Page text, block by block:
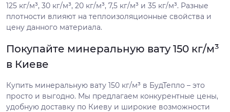
125 кг/м³, 30 кг/м³, 20 кг/м³, 7,5 кг/м³ и 35 кг/м³. Разные
плотности влияют на теплоизоляционные свойства и
цену данного материала.
Покупайте минеральную вату 150 кг/м³
в Киеве
Купить минеральную вату 150 кг/м³ в БудТепло – это
просто и выгодно. Мы предлагаем конкурентные цены,
удобную доставку по Киеву и широкие возможности